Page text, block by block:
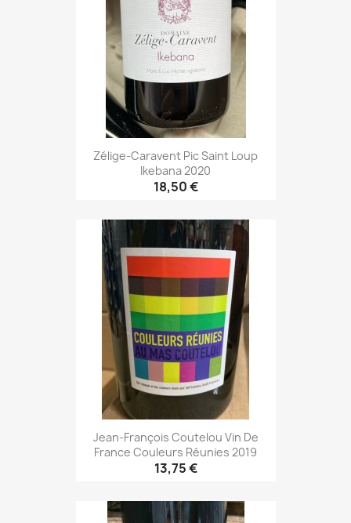
Zélige-Caravent Pic Saint Loup
Ikebana 2020
18,50 €
Jean-François Coutelou Vin De
France Couleurs Réunies 2019
13,75 €